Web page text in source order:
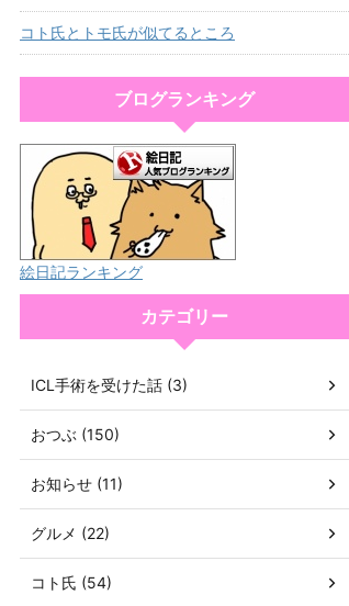
コト氏とトモ氏が似てるところ
ブログランキング
絵日記ランキング
カテゴリー
ICL手術を受けた話 (3)
おつぶ (150)
お知らせ (11)
グルメ (22)
コト氏 (54)